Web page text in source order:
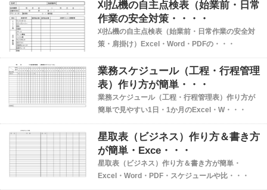
刈払機の自主点検表（始業前・日常
作業の安全対策・・・・
刈払機の自主点検表（始業前・日常作業の安全対
策・肩掛け）Excel・Word・PDFの・・・
業務スケジュール（工程・行程管理
表）作り方が簡単・・・
業務スケジュール（工程・行程管理表）作り方が
簡単で見やすい1日・1か月のExcel・W・・・
星取表（ビジネス）作り方＆書き方
が簡単・Exce・・・
星取表（ビジネス）作り方＆書き方が簡単・
Excel・Word・PDF・スケジュールや比・・・